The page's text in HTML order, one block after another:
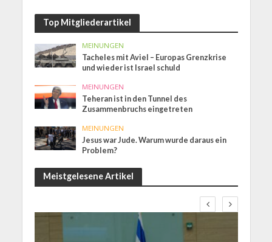
Top Mitgliederartikel
MEINUNGEN
Tacheles mit Aviel – Europas Grenzkrise
und wieder ist Israel schuld
MEINUNGEN
Teheran ist in den Tunnel des
Zusammenbruchs eingetreten
MEINUNGEN
Jesus war Jude. Warum wurde daraus ein
Problem?
Meistgelesene Artikel